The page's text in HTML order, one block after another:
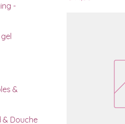
-
&
& Douche